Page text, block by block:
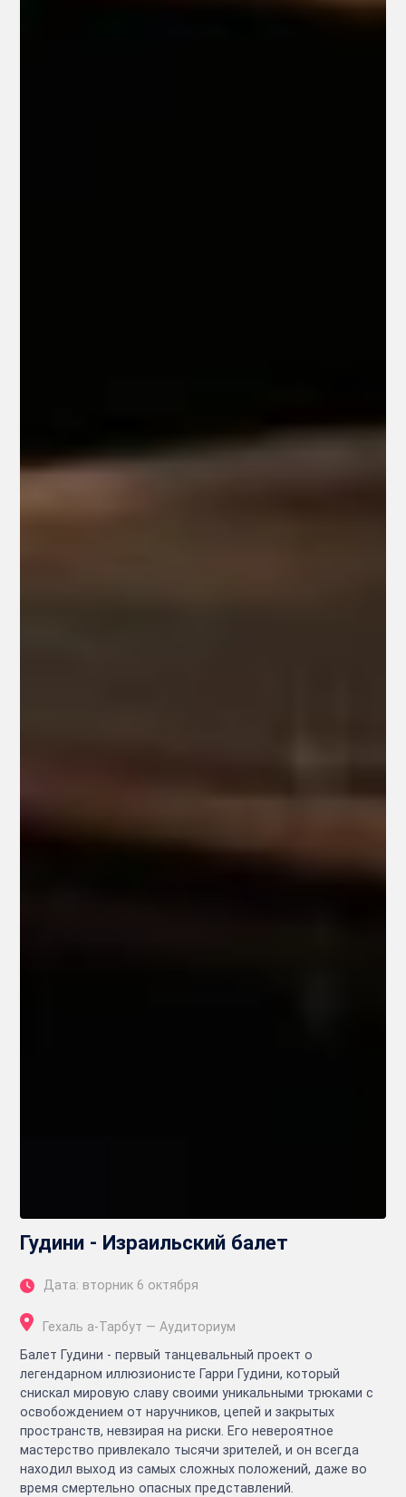
Гудини - Израильский балет
Дата: вторник 6 октября
Гехаль а-Тарбут — Аудиториум
Балет Гудини - первый танцевальный проект о
легендарном иллюзионисте Гарри Гудини, который
снискал мировую славу своими уникальными трюками с
освобождением от наручников, цепей и закрытых
пространств, невзирая на риски. Его невероятное
мастерство привлекало тысячи зрителей, и он всегда
находил выход из самых сложных положений, даже во
время смертельно опасных представлений.